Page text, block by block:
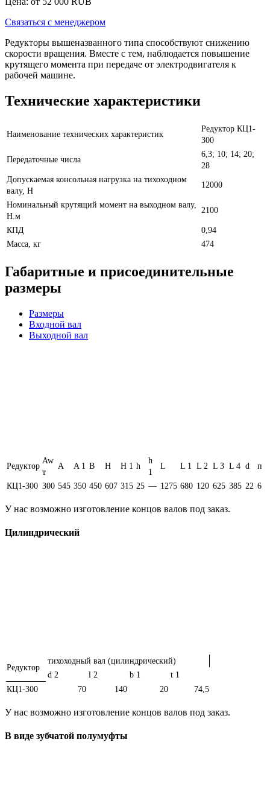
Связаться с менеджером
Редукторы вышеназванного типа способствуют снижению
скорости вращения. Вместе с тем, наблюдается повышение
крутящего момента при передаче от электродвигателя к
рабочей машине.
Технические характеристики
Наименование технических характеристик
Редуктор КЦ1-
300
Передаточные числа
6,3; 10; 14; 20;
28
Допускаемая консольная нагрузка на тихоходном
валу, Н
12000
Номинальный крутящий момент на выходном валу,
Н.м
2100
КПД
0,94
Масса, кг
474
Габаритные и присоединительные
размеры
Размеры
Входной вал
Выходной вал
Редуктор
Aw
т
A A 1 B H H 1 h
h
1
L L 1 L 2 L 3 L 4 d п
КЦ1-300 300 545 350 450 607 315 25 — 1275 680 120 625 385 22 6
У нас возможно изготовление концов валов под заказ.
Цилиндрический
Редуктор
тихоходный вал (цилиндрический)
d 2
l 2 b 1
t 1
КЦ1-300
70 140 20 74,5
У нас возможно изготовление концов валов под заказ.
В виде зубчатой полумуфты